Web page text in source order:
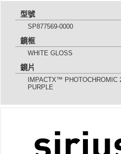
型號
SP877569-0000
鏡框
WHITE GLOSS
鏡片
IMPACTX™ PHOTOCHROMIC
PURPLE